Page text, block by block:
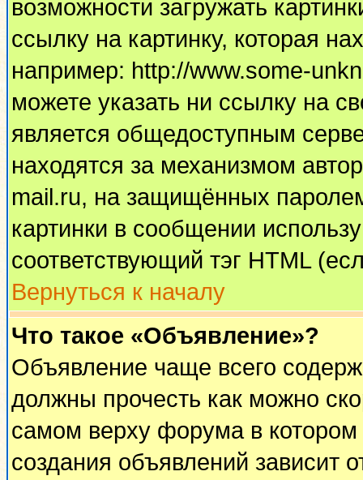
возможности загружать
ссылку на картинку, которая
например: http://www.some-
можете указать ни ссылку на
является общедоступным
находятся за механизмом
mail.ru, на защищённых
картинки в сообщении
соответствующий тэг HTML
Вернуться к началу
Что такое «Объявление»?
Объявление чаще всего
должны прочесть как можно
самом верху форума в
создания объявлений зависит